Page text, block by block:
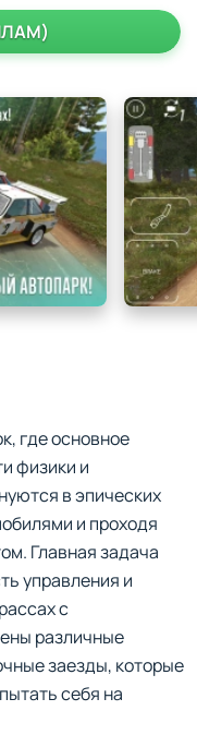
где основное
физики и
в эпических
и проходя
Главная задача
управления и
с
различные
заезды, которые
себя на